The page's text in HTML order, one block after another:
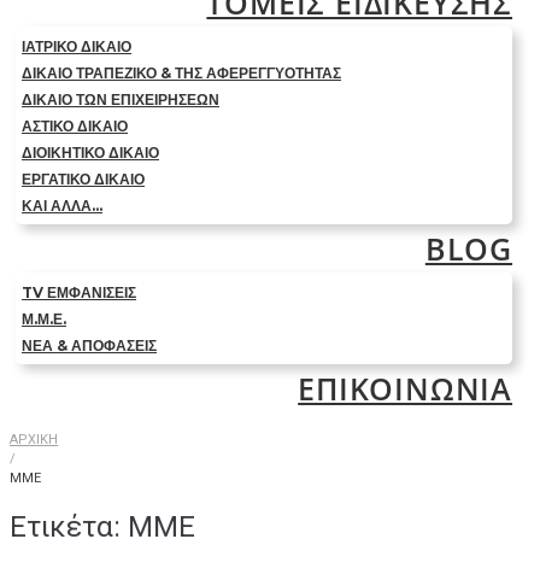
ΙΑΤΡΙΚΟ ΔΙΚΑΙΟ
ΔΙΚΑΙΟ ΤΡΑΠΕΖΙΚΟ & ΤΗΣ ΑΦΕΡΕΓΓΥΟΤΗΤΑΣ
ΔΙΚΑΙΟ ΤΩΝ ΕΠΙΧΕΙΡΗΣΕΩΝ
ΑΣΤΙΚΟ ΔΙΚΑΙΟ
ΔΙΟΙΚΗΤΙΚΟ ΔΙΚΑΙΟ
ΕΡΓΑΤΙΚΟ ΔΙΚΑΙΟ
ΚΑΙ ΑΛΛΑ…
BLOG
TV ΕΜΦΑΝΙΣΕΙΣ
Μ.Μ.Ε.
ΝΕΑ & ΑΠΟΦΑΣΕΙΣ
ΕΠΙΚΟΙΝΩΝΙΑ
ΑΡΧΙΚΗ
/
ΜΜΕ
Ετικέτα: ΜΜΕ